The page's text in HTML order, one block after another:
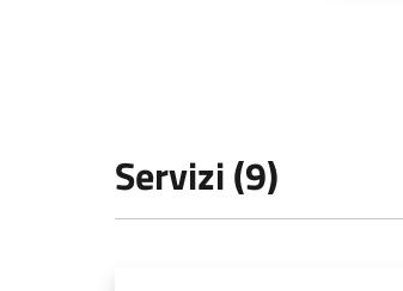
Servizi (9)